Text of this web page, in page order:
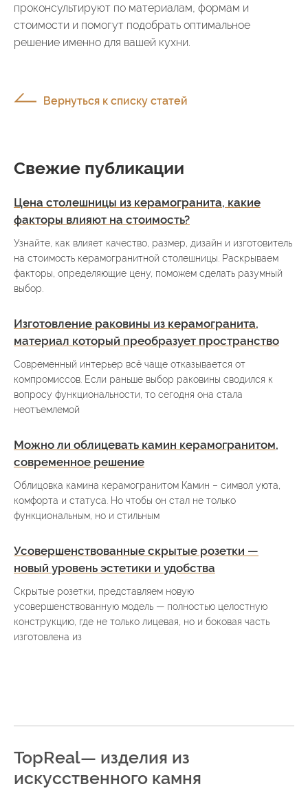
проконсультируют по материалам, формам и
стоимости и помогут подобрать оптимальное
решение именно для вашей кухни.
Вернуться к списку статей
Свежие публикации
Цена столешницы из керамогранита, какие
факторы влияют на стоимость?
Узнайте, как влияет качество, размер, дизайн и изготовитель
на стоимость керамогранитной столешницы. Раскрываем
факторы, определяющие цену, поможем сделать разумный
выбор.
Изготовление раковины из керамогранита,
материал который преобразует пространство
Современный интерьер всё чаще отказывается от
компромиссов. Если раньше выбор раковины сводился к
вопросу функциональности, то сегодня она стала
неотъемлемой
Можно ли облицевать камин керамогранитом,
современное решение
Облицовка камина керамогранитом Камин – символ уюта,
комфорта и статуса. Но чтобы он стал не только
функциональным, но и стильным
Усовершенствованные скрытые розетки —
новый уровень эстетики и удобства
Скрытые розетки, представляем новую
усовершенствованную модель — полностью целостную
конструкцию, где не только лицевая, но и боковая часть
изготовлена из
TopReal— изделия из
искусственного камня